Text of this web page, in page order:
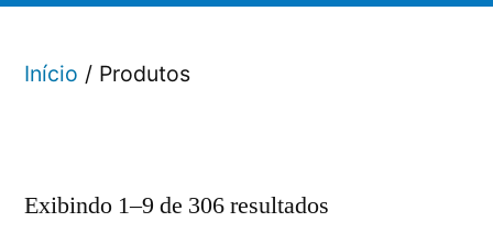
Início / Produtos
Exibindo 1–9 de 306 resultados